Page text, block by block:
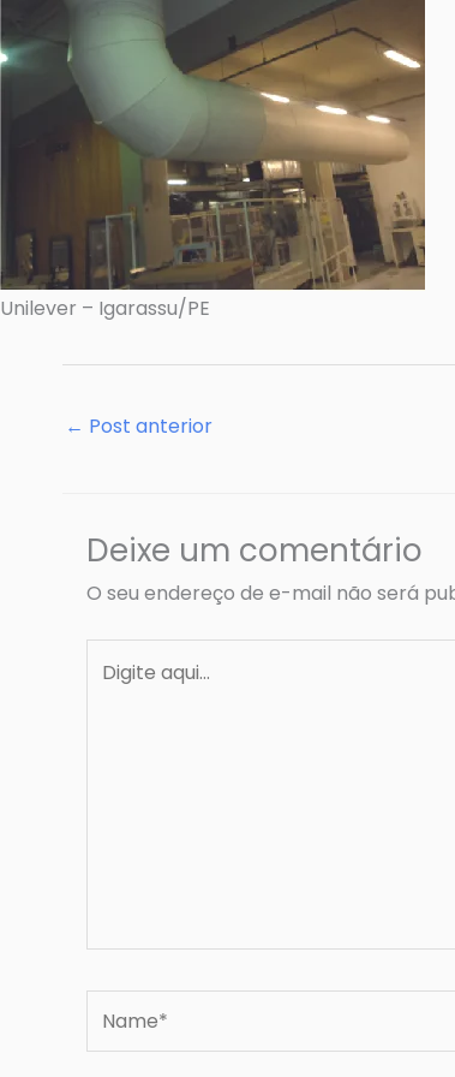
Unilever – Igarassu/PE
← Post anterior
Deixe um comentário
O seu endereço de e-mail não será
aqui...